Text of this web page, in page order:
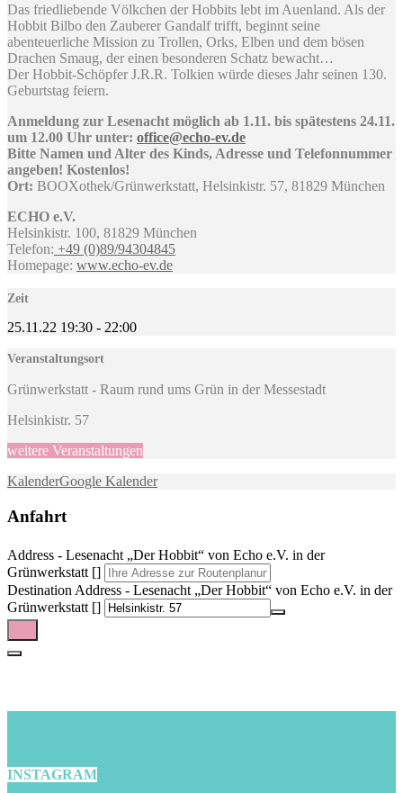
Das friedliebende Völkchen der Hobbits lebt im Auenland. Als der
Hobbit Bilbo den Zauberer Gandalf trifft, beginnt seine
abenteuerliche Mission zu Trollen, Orks, Elben und dem bösen
Drachen Smaug, der einen besonderen Schatz bewacht…
Der Hobbit-Schöpfer J.R.R. Tolkien würde dieses Jahr seinen 130.
Geburtstag feiern.
Anmeldung zur Lesenacht möglich ab 1.11. bis spätestens 24.11.
um 12.00 Uhr unter: office@echo-ev.de
Bitte Namen und Alter des Kinds, Adresse und Telefonnummer
angeben! Kostenlos!
Ort: BOOXothek/Grünwerkstatt, Helsinkistr. 57, 81829 München
ECHO e.V.
Helsinkistr. 100, 81829 München
Telefon: +49 (0)89/94304845
Homepage: www.echo-ev.de
Zeit
25.11.22 19:30 - 22:00
Veranstaltungsort
Grünwerkstatt - Raum rund ums Grün in der Messestadt
Helsinkistr. 57
weitere Veranstaltungen
KalenderGoogle Kalender
Anfahrt
Address - Lesenacht „Der Hobbit“ von Echo e.V. in der
Grünwerkstatt []
Destination Address - Lesenacht „Der Hobbit“ von Echo e.V. in der
Grünwerkstatt []
INSTAGRAM